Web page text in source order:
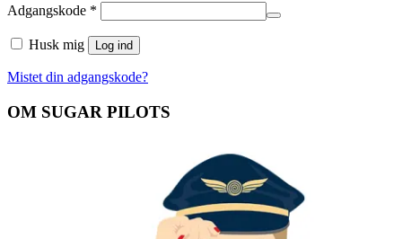
Adgangskode *
Husk mig Log ind
Mistet din adgangskode?
OM SUGAR PILOTS